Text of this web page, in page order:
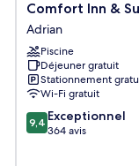
Comfort
Inn
&
Suites
Adrian
Adrian
Comfort Inn &
Adrian
Piscine
Déjeuner gratuit
Stationnement
Wi-Fi gratuit
9.4
sur
9,4 Exceptionnel
364 avis